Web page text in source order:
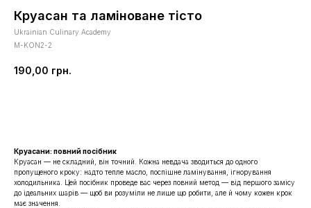
Круасан та ламіноване тісто
Ukrainian Culinary Academy
M-KON2-2
190,00 грн.
Круасани: повний посібник
Круасан — не складний, він точний. Кожна невдача зводиться до одного
пропущеного кроку: надто тепле масло, поспішне ламінування, ігнорування
холодильника. Цей посібник проведе вас через повний метод — від першого замісу
до ідеальних шарів — щоб ви розуміли не лише що робити, але й чому кожен крок
має значення.